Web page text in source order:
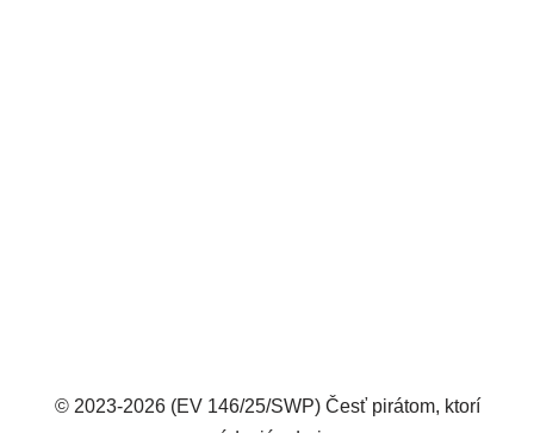
© 2023-2026 (EV 146/25/SWP) Česť pirátom, ktorí